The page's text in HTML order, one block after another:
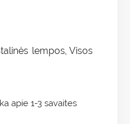
lempos, Visos
apie 1-3 savaites